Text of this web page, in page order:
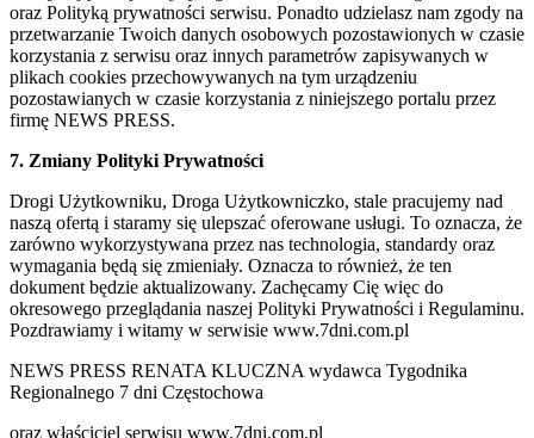
oraz Polityką prywatności serwisu. Ponadto udzielasz nam zgody na
przetwarzanie Twoich danych osobowych pozostawionych w czasie
korzystania z serwisu oraz innych parametrów zapisywanych w
plikach cookies przechowywanych na tym urządzeniu
pozostawianych w czasie korzystania z niniejszego portalu przez
firmę NEWS PRESS.
7. Zmiany Polityki Prywatności
Drogi Użytkowniku, Droga Użytkowniczko, stale pracujemy nad
naszą ofertą i staramy się ulepszać oferowane usługi. To oznacza, że
zarówno wykorzystywana przez nas technologia, standardy oraz
wymagania będą się zmieniały. Oznacza to również, że ten
dokument będzie aktualizowany. Zachęcamy Cię więc do
okresowego przeglądania naszej Polityki Prywatności i Regulaminu.
Pozdrawiamy i witamy w serwisie www.7dni.com.pl
NEWS PRESS RENATA KLUCZNA wydawca Tygodnika
Regionalnego 7 dni Częstochowa
oraz właściciel serwisu www.7dni.com.pl